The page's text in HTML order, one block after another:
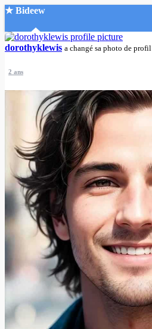
★ Bideew
Accueil
Recherche Avancée
Mon compte
Connexion
Créer un compte
Mode nuit
dorothyklewis a changé sa photo de profil
2 ans